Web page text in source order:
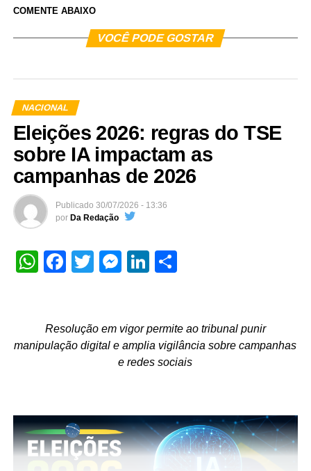
COMENTE ABAIXO
VOCÊ PODE GOSTAR
NACIONAL
Eleições 2026: regras do TSE
sobre IA impactam as
campanhas de 2026
Publicado 30/07/2026 - 13:36
por Da Redação
WhatsApp
Facebook
TwitterMessenger
LinkedIn
Resolução em vigor permite ao tribunal punir
manipulação digital e amplia vigilância sobre campanhas
e redes sociais